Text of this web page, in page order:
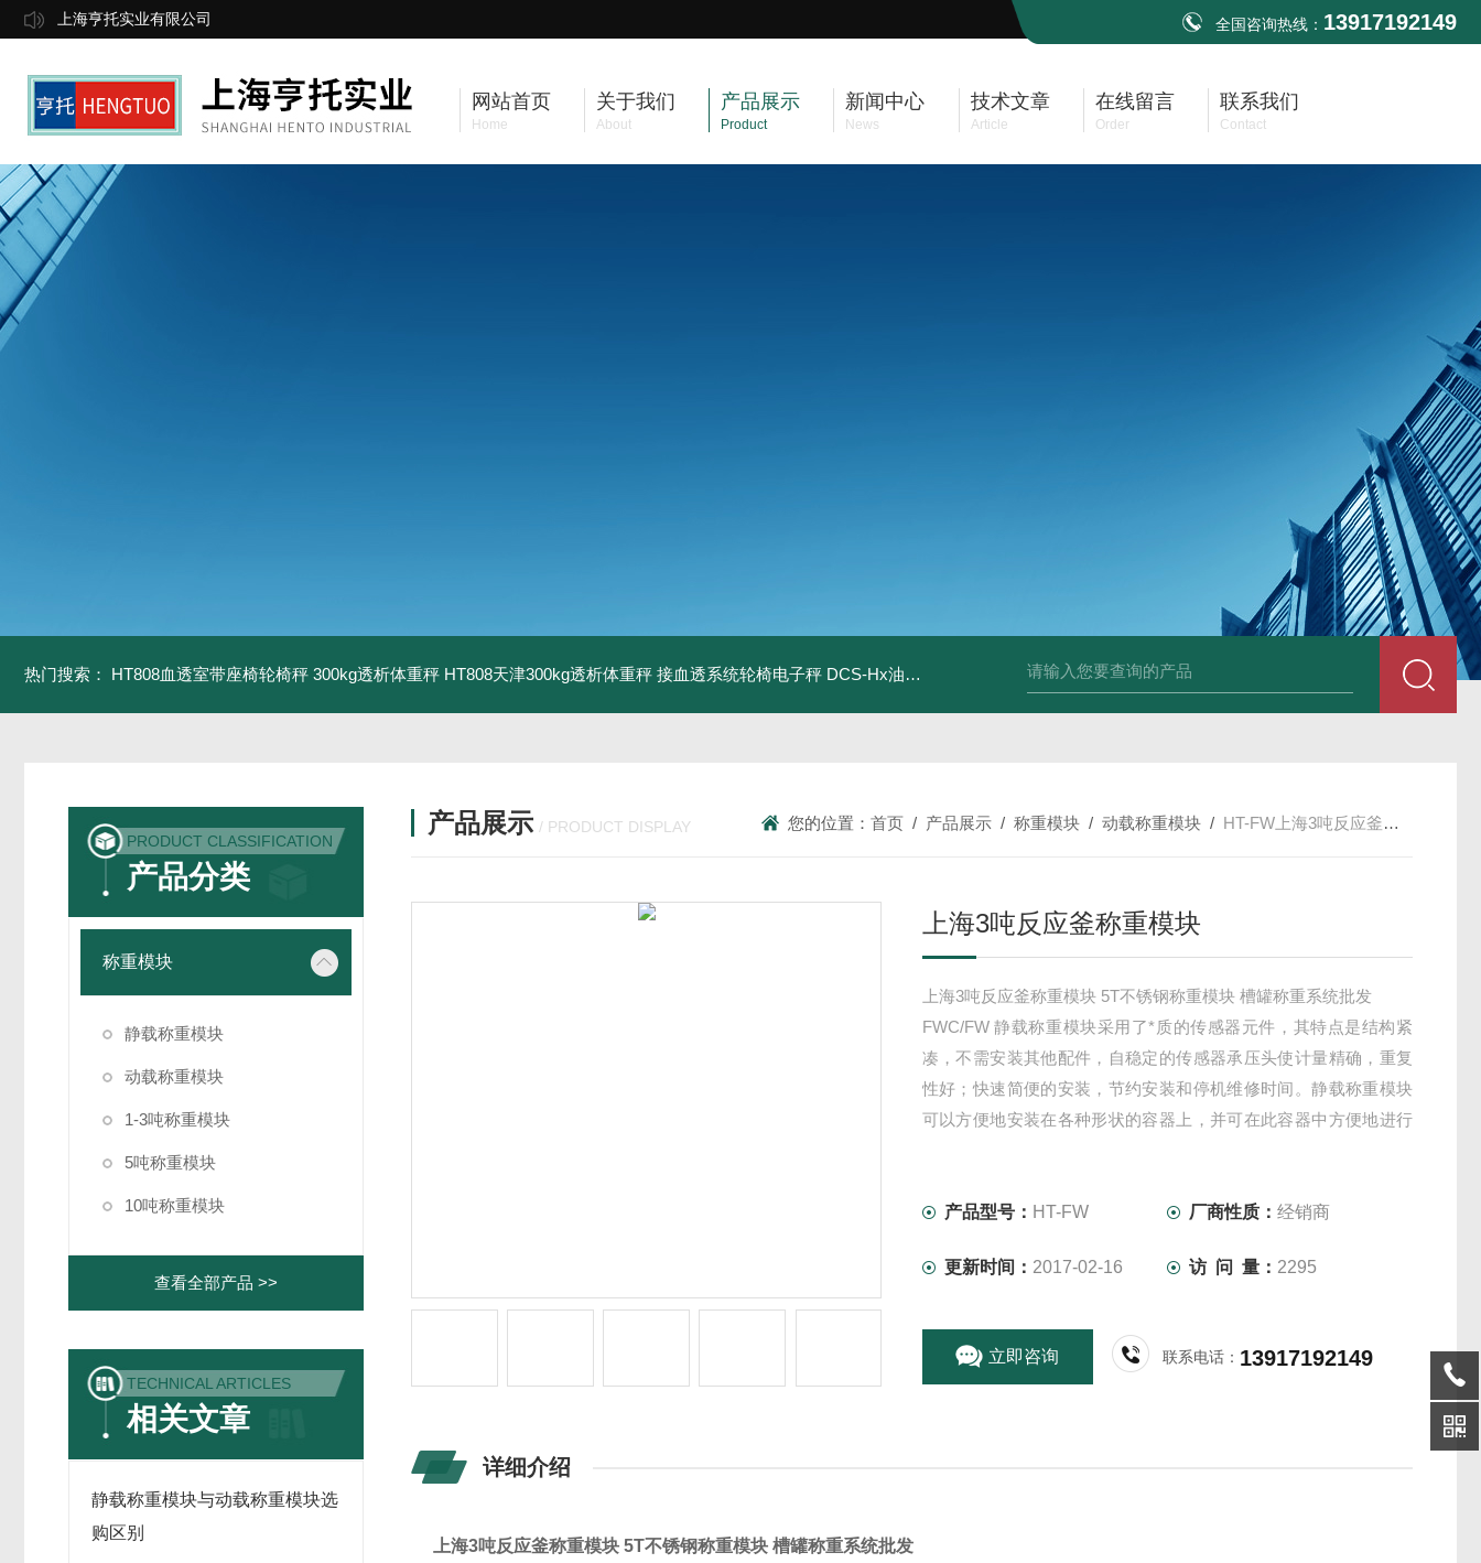
上海亨托实业有限公司 全国咨询热线： 13917192149
网站首页
Home
关于我们
About
产品展示
Product
新闻中心
News
技术文章
Article
在线留言
Order
联系我们
Contact
热门搜索： HT808血透室带座椅轮椅秤 300kg透析体重秤 HT808天津300kg透析体重秤 接血透系统轮椅电子秤 DCS-Hx油桶搬运车电子秤 上海350kg防爆倒桶称 HT808300kg带座椅轮椅秤 血透室轮椅
PRODUCT CLASSIFICATION
产品分类
称重模块
静载称重模块
动载称重模块
1-3吨称重模块
5吨称重模块
10吨称重模块
查看全部产品 >>
TECHNICAL ARTICLES
相关文章
静载称重模块与动载称重模块选
购区别
产品展示 / PRODUCT DISPLAY 您的位置：首页 / 产品展示 /称重模块 /动载称重模块 / HT-FW上海3吨反应釜称重模块
上海3吨反应釜称重模块
上海3吨反应釜称重模块 5T不锈钢称重模块 槽罐称重系统批发
FWC/FW 静载称重模块采用了*质的传感器元件，其特点是结构紧
凑，不需安装其他配件，自稳定的传感器承压头使计量精确，重复
性好；快速简便的安装，节约安装和停机维修时间。静载称重模块
可以方便地安装在各种形状的容器上，并可在此容器中方便地进行
产品型号： HT-FW 厂商性质：经销商
更新时间： 2017-02-16 访 问 量： 2295
立即咨询 联系电话： 13917192149
详细介绍
上海3吨反应釜称重模块 5T不锈钢称重模块 槽罐称重系统批发